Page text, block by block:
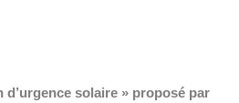
d’urgence solaire » proposé par